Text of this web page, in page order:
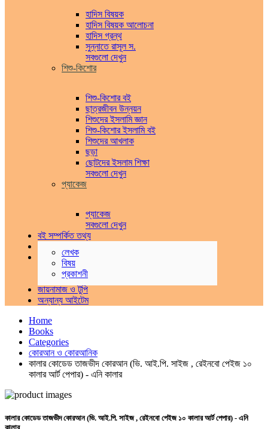
হাদিস বিষয়ক
হাদিস বিষয়ক আলোচনা
হাদিস গ্রন্থ
সুন্নাতে রাসূল স.
সবগুলো দেখুন
শিশু-কিশোর
শিশু-কিশোর বই
ছাত্রজীবন উন্নয়ন
শিশুদের ইসলামি জ্ঞান
শিশু-কিশোর ইসলামি বই
শিশুদের আখলাক
ছড়া
ছোটদের ইসলাম শিক্ষা
সবগুলো দেখুন
প্যাকেজ
প্যাকেজ
সবগুলো দেখুন
বই সম্পর্কিত তথ্য
লেখক
বিষয়
প্রকাশনী
পুরাতন বই
ক্রয়
বিক্রয়
জায়নামাজ ও টুপি
অন্যান্য আইটেম
Home
Books
Categories
কোরআন ও কোরআনিক
কালার কোডেড তাজভীদ কোরআন (ভি. আই.পি. সাইজ , রেইনবো পেইজ ১০
কালার আর্ট পেপার) - এনি কালার
কালার কোডেড তাজভীদ কোরআন (ভি. আই.পি. সাইজ , রেইনবো পেইজ ১০ কালার আর্ট পেপার) - এনি